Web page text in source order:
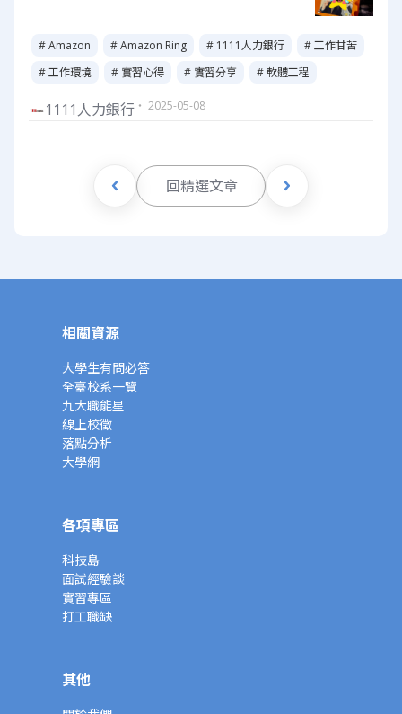
# Amazon # Amazon Ring # 1111人力銀行
# 工作甘苦
# 工作環境
# 實習心得 # 實習分享 # 軟體工程
1111人力銀行 ・ 2025-05-08
回精選文章
相關資源
大學生有問必答
全臺校系一覽
九大職能星
線上校徵
落點分析
大學網
各項專區
科技島
面試經驗談
實習專區
打工職缺
其他